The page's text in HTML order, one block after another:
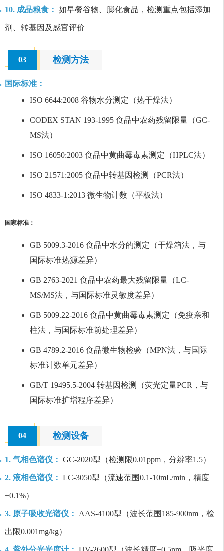
10. 成品粮食： 如早餐谷物、膨化食品，检测重点包括添加
剂、转基因及感官评价
03 检测方法
国际标准：
ISO 6644:2008 谷物水分测定（热干燥法）
CODEX STAN 193-1995 食品中农药残留限量（GC-
MS法）
ISO 16050:2003 食品中黄曲霉毒素测定（HPLC法）
ISO 21571:2005 食品中转基因检测（PCR法）
ISO 4833-1:2013 微生物计数（平板法）
国家标准：
GB 5009.3-2016 食品中水分的测定（干燥箱法，与
国际标准热源差异）
GB 2763-2021 食品中农药最大残留限量（LC-
MS/MS法，与国际标准灵敏度差异）
GB 5009.22-2016 食品中黄曲霉毒素测定（免疫亲和
柱法，与国际标准前处理差异）
GB 4789.2-2016 食品微生物检验（MPN法，与国际
标准计数单元差异）
GB/T 19495.5-2004 转基因检测（荧光定量PCR，与
国际标准扩增程序差异）
04 检测设备
1. 气相色谱仪： GC-2020型（检测限0.01ppm，分辨率1.5）
2. 液相色谱仪： LC-3050型（流速范围0.1-10mL/min，精度
±0.1%）
3. 原子吸收光谱仪： AAS-4100型（波长范围185-900nm，检
出限0.001mg/kg）